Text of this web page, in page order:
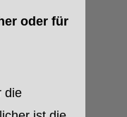
oder für
die